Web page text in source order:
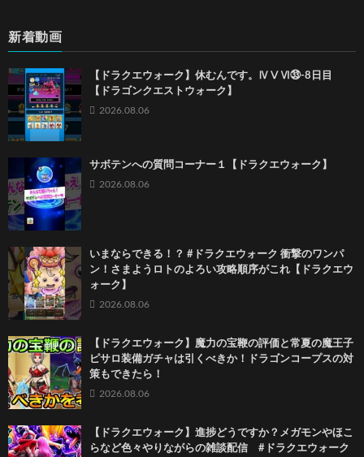
新着動画
【ドラクエウォーク】休むんです。ⅣⅤⅥ㉝-8日目
【ドラゴンクエストウォーク】
2026.08.06
サボテンへの質問コーナー１【ドラクエウォーク】
2026.08.06
いまならできる！？ #ドラクエウォーク 衝撃のワンパ
ン！さまようロトのよろい攻略順序がこれ【ドラクエウ
ォーク】
2026.08.06
【ドラクエウォーク】魔力の宝鞭の評価と常夏の魔王子
ピサロ装備ガチャは引くべきか！ドラゴンコープスの対
策もできたら！
2026.08.06
【ドラクエウォーク】進捗どうですか？メガモンやほこ
らなど色々やりながらの雑談配信 #ドラクエウォーク